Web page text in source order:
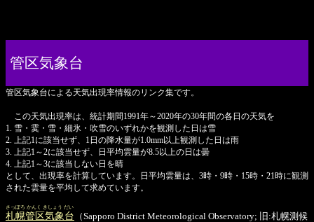
管区気象台
管区気象台による天気出現率情報のリンク集です。
この天気出現率は、統計期間1991年～2020年の30年間の各日の天気を
1. 雪・霙・雪・細氷・吹雪のいずれかを観測した日は雪
2. 上記1に該当せず、1日の降水量が1.0mm以上観測した日は雨
3. 上記1～2に該当せず、日平均雲量が8.5以上の日は曇
4. 上記1～3に該当しない日を晴
として、出現率を計算しています。日平均雲量は、3時・9時・15時・21時に観測
された雲量を平均して求めています。
札幌管区気象台
さっぽろ かんく きしょう だい
（Sapporo District Meteorological Observatory; 旧:札幌測候